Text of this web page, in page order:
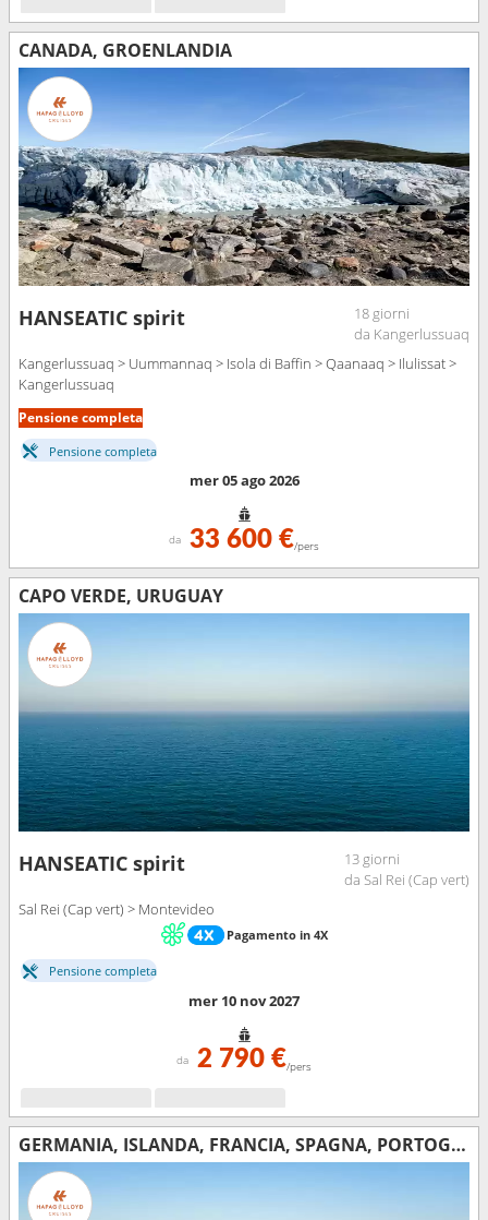
CANADA, GROENLANDIA
HANSEATIC spirit
18 giorni
da Kangerlussuaq
Kangerlussuaq > Uummannaq > Isola di Baffin > Qaanaaq > Ilulissat >
Kangerlussuaq
Pensione completa
Pensione completa
mer 05 ago 2026
da 33 600 €/pers
CAPO VERDE, URUGUAY
HANSEATIC spirit
13 giorni
da Sal Rei (Cap vert)
Sal Rei (Cap vert) > Montevideo
Pagamento in 4X
Pensione completa
mer 10 nov 2027
da 2 790 €/pers
GERMANIA, ISLANDA, FRANCIA, SPAGNA, PORTOGALLO